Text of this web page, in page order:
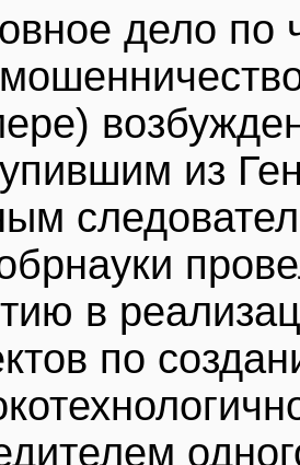
дело по
из
в
по